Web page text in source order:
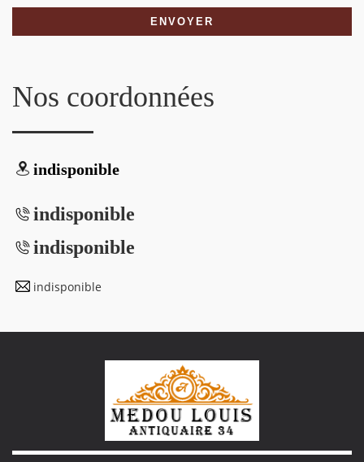
Nos coordonnées
indisponible
indisponible
indisponible
indisponible